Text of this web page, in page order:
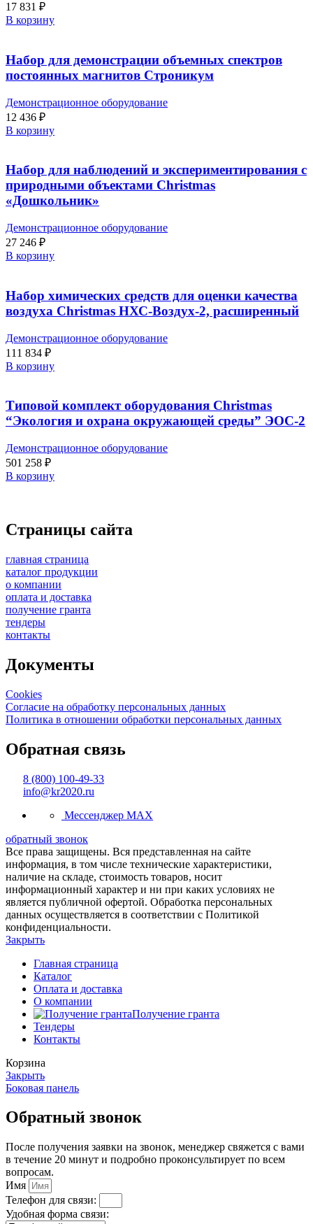
17 831 ₽
В корзину
Набор для демонстрации объемных спектров
постоянных магнитов Строникум
Демонстрационное оборудование
12 436 ₽
В корзину
Набор для наблюдений и экспериментирования с
природными объектами Christmas
«Дошкольник»
Демонстрационное оборудование
27 246 ₽
В корзину
Набор химических средств для оценки качества
воздуха Christmas НХС-Воздух-2, расширенный
Демонстрационное оборудование
111 834 ₽
В корзину
Типовой комплект оборудования Christmas
“Экология и охрана окружающей среды” ЭОС-2
Демонстрационное оборудование
501 258 ₽
В корзину
Страницы сайта
главная страница
каталог продукции
о компании
оплата и доставка
получение гранта
тендеры
контакты
Документы
Cookies
Согласие на обработку персональных данных
Политика в отношении обработки персональных данных
Обратная связь
8 (800) 100-49-33
info@kr2020.ru
Мессенджер MAX
обратный звонок
Все права защищены. Вся представленная на сайте
информация, в том числе технические характеристики,
наличие на складе, стоимость товаров, носит
информационный характер и ни при каких условиях не
является публичной офертой. Обработка персональных
данных осуществляется в соответствии с Политикой
конфиденциальности.
Закрыть
Главная страница
Каталог
Оплата и доставка
О компании
Получение гранта
Тендеры
Контакты
Корзина
Закрыть
Боковая панель
Обратный звонок
После получения заявки на звонок, менеджер свяжется с вами
в течение 20 минут и подробно проконсультирует по всем
вопросам.
Имя
Телефон для связи:
Удобная форма связи: